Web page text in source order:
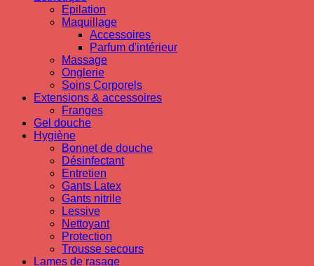
Epilation
Maquillage
Accessoires
Parfum d'intérieur
Massage
Onglerie
Soins Corporels
Extensions & accessoires
Franges
Gel douche
Hygiène
Bonnet de douche
Désinfectant
Entretien
Gants Latex
Gants nitrile
Lessive
Nettoyant
Protection
Trousse secours
Lames de rasage